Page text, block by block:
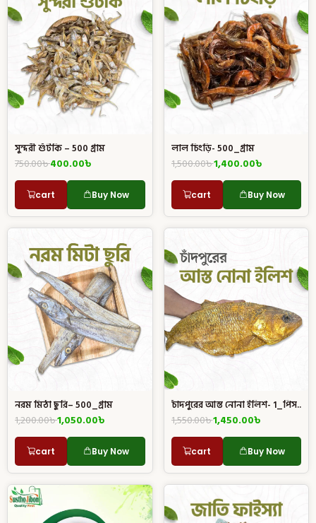
সুন্দরী শুঁটকি – 500 গ্রাম
750.00৳400.00৳
cart Buy Now
লাল চিংড়ি- 500_গ্রাম
1,500.00৳1,400.00৳
cart Buy Now
নরম মিঠা ছুরি– 500_গ্রাম
1,200.00৳1,050.00৳
cart Buy Now
চাঁদপুরের আস্ত নোনা ইলিশ- 1_পিস..
1,550.00৳1,450.00৳
cart Buy Now